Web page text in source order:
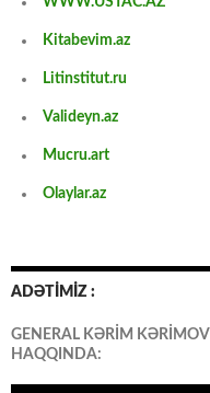
Kitabevim.az
Litinstitut.ru
Valideyn.az
Mucru.art
Olaylar.az
ADƏTİMİZ :
GENERAL KƏRİM KƏRİMOV
HAQQINDA: